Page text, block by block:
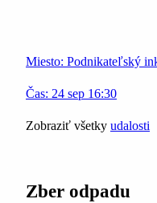
Miesto: Podnikateľský
Čas: 24 sep 16:30
Zobraziť všetky udalosti
Zber odpadu